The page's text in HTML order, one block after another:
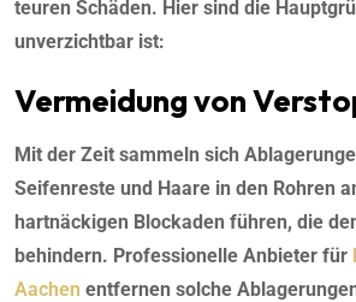
teuren Schäden. Hier sind die
unverzichtbar ist:
Vermeidung von
Mit der Zeit sammeln sich
Seifenreste und Haare in den Rohren
hartnäckigen Blockaden führen, die
behindern. Professionelle Anbieter für
Aachen entfernen solche